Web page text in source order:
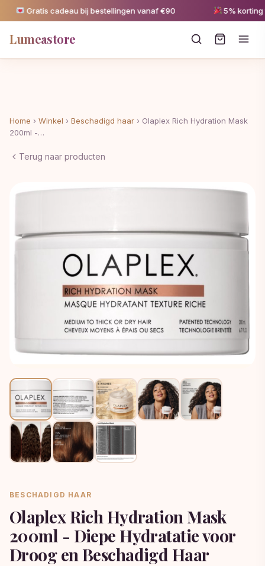
Gratis cadeau bij bestellingen vanaf €90 5% korting
Lumeastore
Home › Winkel › Beschadigd haar › Olaplex Rich Hydration Mask
200ml -…
Terug naar producten
BESCHADIGD HAAR
Olaplex Rich Hydration Mask
200ml - Diepe Hydratatie voor
Droog en Beschadigd Haar